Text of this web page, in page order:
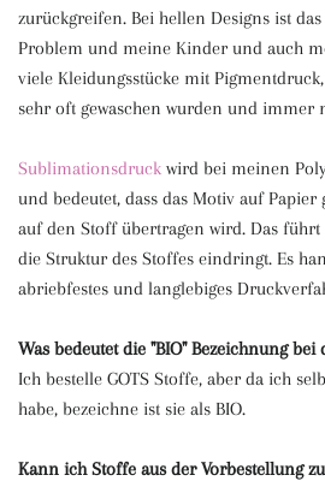
zurückgreifen. Bei hellen Designs ist
Problem und meine Kinder und auch
viele Kleidungsstücke mit
sehr oft gewaschen wurden und immer
Sublimationsdruck wird bei meinen
und bedeutet, dass das Motiv auf
auf den Stoff übertragen wird. Das führt
die Struktur des Stoffes eindringt. Es
abriebfestes und langlebiges
Was bedeutet die "BIO" Bezeichnung
Ich bestelle GOTS Stoffe, aber da ich
habe, bezeichne ist sie als BIO.
Kann ich Stoffe aus der Vorbestellung